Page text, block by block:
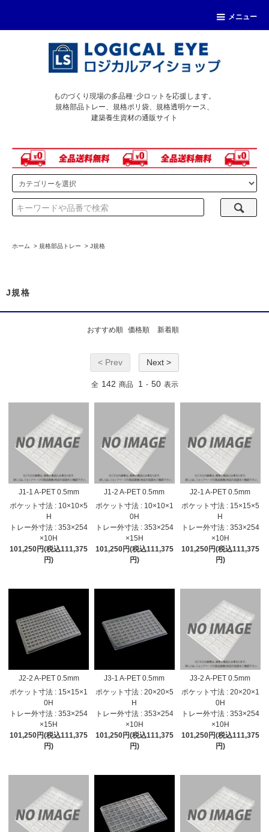
メニュー
ものづくり現場の多品種･少ロットを応援します。
規格部品トレー、規格ポリ袋、規格透明ケース、
建築養生資材の通販サイト
ホーム > 規格部品トレー > J規格
J規格
おすすめ順 価格順 新着順
< Prev Next >
全 142 商品 1 - 50 表示
J1-1 A-PET 0.5mm
ポケット寸法 : 10×10×5
H
トレー外寸法 : 353×254
×10H
101,250円(税込111,375
円)
J1-2 A-PET 0.5mm
ポケット寸法 : 10×10×1
0H
トレー外寸法 : 353×254
×15H
101,250円(税込111,375
円)
J2-1 A-PET 0.5mm
ポケット寸法 : 15×15×5
H
トレー外寸法 : 353×254
×10H
101,250円(税込111,375
円)
J2-2 A-PET 0.5mm
ポケット寸法 : 15×15×1
0H
トレー外寸法 : 353×254
×15H
101,250円(税込111,375
円)
J3-1 A-PET 0.5mm
ポケット寸法 : 20×20×5
H
トレー外寸法 : 353×254
×10H
101,250円(税込111,375
円)
J3-2 A-PET 0.5mm
ポケット寸法 : 20×20×1
0H
トレー外寸法 : 353×254
×10H
101,250円(税込111,375
円)